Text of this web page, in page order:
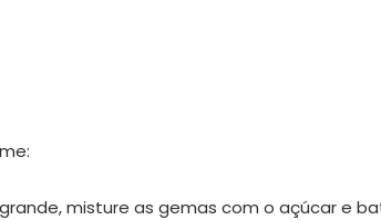
misture as gemas com o açúcar e